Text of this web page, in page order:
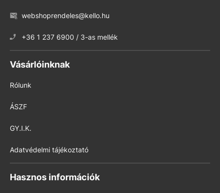
webshoprendeles@kello.hu
+36 1 237 6900 / 3-as mellék
Vásárlóinknak
Rólunk
ÁSZF
GY.I.K.
Adatvédelmi tájékoztató
Hasznos információk